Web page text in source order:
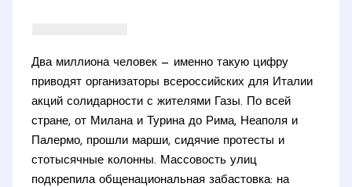
Два миллиона человек — именно такую цифру
приводят организаторы всероссийских для Италии
акций солидарности с жителями Газы. По всей
стране, от Милана и Турина до Рима, Неаполя и
Палермо, прошли марши, сидячие протесты и
стотысячные колонны. Массовость улиц
подкрепила общенациональная забастовка: на